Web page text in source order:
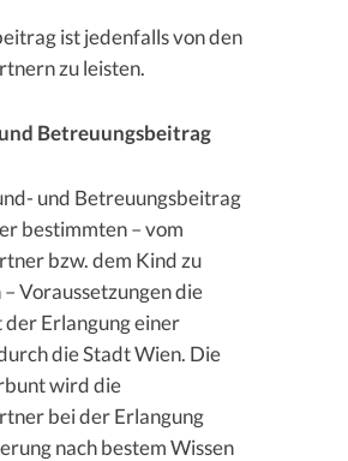
ist jedenfalls von den
zu leisten.
Betreuungsbeitrag
und Betreuungsbeitrag
bestimmten – vom
bzw. dem Kind zu
Voraussetzungen die
Erlangung einer
die Stadt Wien. Die
wird die
bei der Erlangung
nach bestem Wissen